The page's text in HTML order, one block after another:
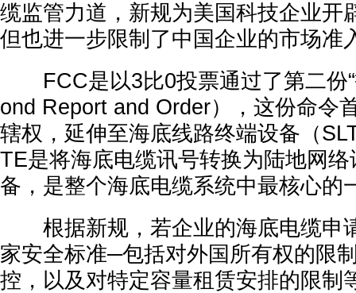
缆监管力道，新规为美国科技企业开
但也进一步限制了中国企业的市场准
FCC是以3比0投票通过了第二份“
ond Report and Order），这份命令
辖权，延伸至海底线路终端设备（
TE是将海底电缆讯号转换为陆地网
备，是整个海底电缆系统中最核心的
根据新规，若企业的海底电缆申
家安全标准─包括对外国所有权的限
控，以及对特定容量租赁安排的限制